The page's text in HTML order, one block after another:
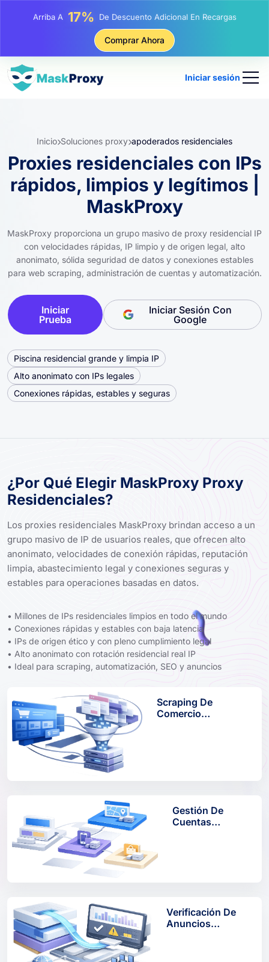
Arriba A 25% Descuento En Compras Estáticas IP
81% Descuento En Compras Rotativas IP
Comprar Ahora
Iniciar sesión
Inicio Soluciones proxy apoderados residenciales
Proxies residenciales con IPs
rápidos, limpios y legítimos |
MaskProxy
MaskProxy proporciona un grupo masivo de proxy residencial IP
con velocidades rápidas, IP limpio y de origen legal, alto
anonimato, sólida seguridad de datos y conexiones estables
para web scraping, administración de cuentas y automatización.
Iniciar
Prueba
Iniciar Sesión Con
Google
Piscina residencial grande y limpia IP
Alto anonimato con IPs legales
Conexiones rápidas, estables y seguras
¿Por Qué Elegir MaskProxy Proxy
Residenciales?
Los proxies residenciales MaskProxy brindan acceso a un
grupo masivo de IP de usuarios reales, que ofrecen alto
anonimato, velocidades de conexión rápidas, reputación
limpia, abastecimiento legal y conexiones seguras y
estables para operaciones basadas en datos.
• Millones de IPs residenciales limpios en todo el mundo
• Conexiones rápidas y estables con baja latencia
• IPs de origen ético y con pleno cumplimiento legal
• Alto anonimato con rotación residencial real IP
• Ideal para scraping, automatización, SEO y anuncios
Scraping De
Comercio
Gestión De
Cuentas
Verificación De
Anuncios